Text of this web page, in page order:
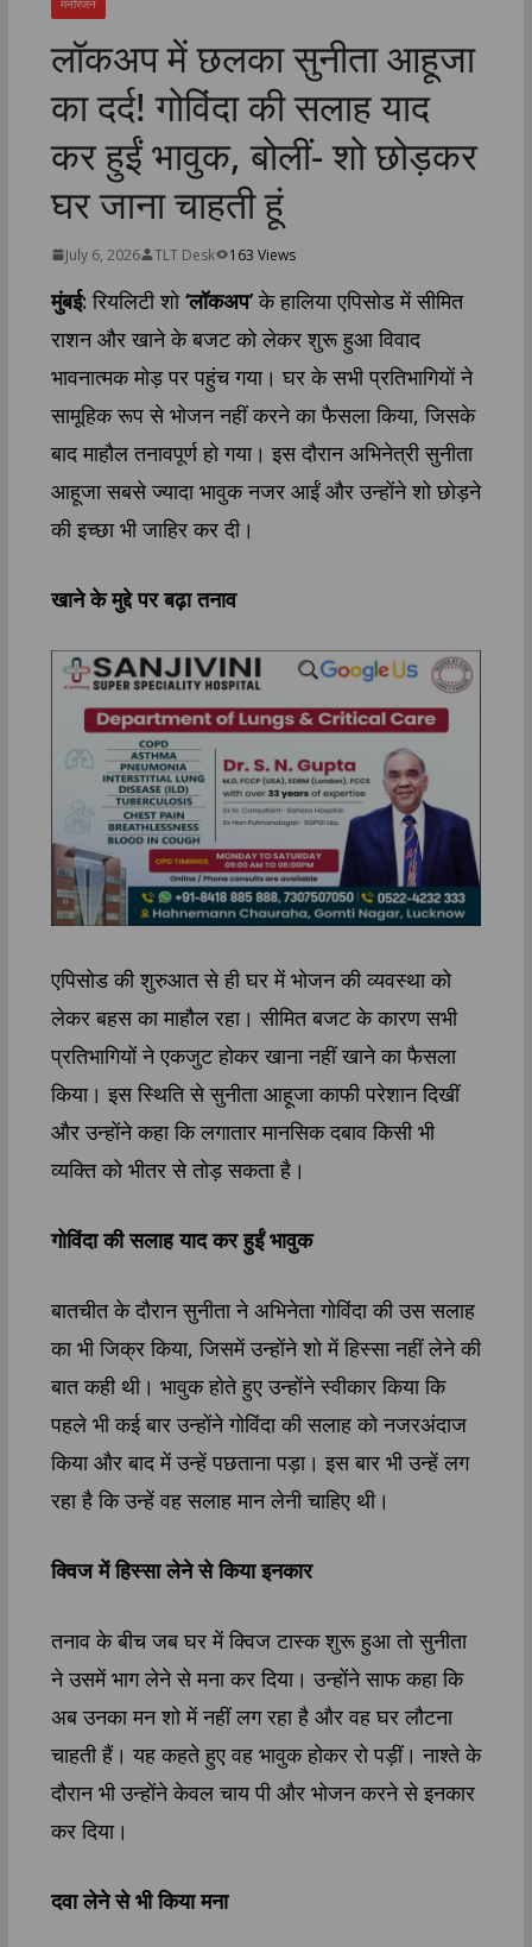
लॉकअप में छलका सुनीता आहूजा
का दर्द! गोविंदा की सलाह याद
कर हुईं भावुक, बोलीं- शो छोड़कर
घर जाना चाहती हूं
July 6, 2026 TLT Desk 163 Views
मुंबई: रियलिटी शो‘लॉकअप’के हालिया एपिसोड में सीमित
राशन और खाने के बजट को लेकर शुरू हुआ विवाद
भावनात्मक मोड़ पर पहुंच गया। घर के सभी प्रतिभागियों ने
सामूहिक रूप से भोजन नहीं करने का फैसला किया, जिसके
बाद माहौल तनावपूर्ण हो गया। इस दौरान अभिनेत्री सुनीता
आहूजा सबसे ज्यादा भावुक नजर आईं और उन्होंने शो छोड़ने
की इच्छा भी जाहिर कर दी।
खाने के मुद्दे पर बढ़ा तनाव
एपिसोड की शुरुआत से ही घर में भोजन की व्यवस्था को
लेकर बहस का माहौल रहा। सीमित बजट के कारण सभी
प्रतिभागियों ने एकजुट होकर खाना नहीं खाने का फैसला
किया। इस स्थिति से सुनीता आहूजा काफी परेशान दिखीं
और उन्होंने कहा कि लगातार मानसिक दबाव किसी भी
व्यक्ति को भीतर से तोड़ सकता है।
गोविंदा की सलाह याद कर हुईं भावुक
बातचीत के दौरान सुनीता ने अभिनेता गोविंदा की उस सलाह
का भी जिक्र किया, जिसमें उन्होंने शो में हिस्सा नहीं लेने की
बात कही थी। भावुक होते हुए उन्होंने स्वीकार किया कि
पहले भी कई बार उन्होंने गोविंदा की सलाह को नजरअंदाज
किया और बाद में उन्हें पछताना पड़ा। इस बार भी उन्हें लग
रहा है कि उन्हें वह सलाह मान लेनी चाहिए थी।
क्विज में हिस्सा लेने से किया इनकार
तनाव के बीच जब घर में क्विज टास्क शुरू हुआ तो सुनीता
ने उसमें भाग लेने से मना कर दिया। उन्होंने साफ कहा कि
अब उनका मन शो में नहीं लग रहा है और वह घर लौटना
चाहती हैं। यह कहते हुए वह भावुक होकर रो पड़ीं। नाश्ते के
दौरान भी उन्होंने केवल चाय पी और भोजन करने से इनकार
कर दिया।
दवा लेने से भी किया मना